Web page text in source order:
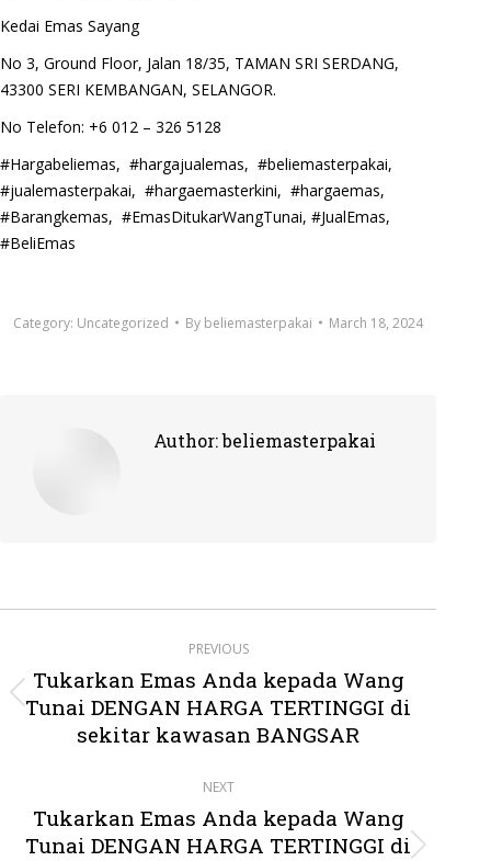
Kedai Emas Sayang
No 3, Ground Floor, Jalan 18/35, TAMAN SRI SERDANG,
43300 SERI KEMBANGAN, SELANGOR.
No Telefon: +6 012 – 326 5128
#Hargabeliemas, #hargajualemas, #beliemasterpakai,
#jualemasterpakai, #hargaemasterkini, #hargaemas,
#Barangkemas, #EmasDitukarWangTunai, #JualEmas,
#BeliEmas
Category: Uncategorized By beliemasterpakai March 18, 2024
Author:beliemasterpakai
navigation
PREVIOUS
Previous
post:
Tukarkan Emas Anda kepada Wang
Tunai DENGAN HARGA TERTINGGI di
sekitar kawasan BANGSAR
NEXT
Next
Tukarkan Emas Anda kepada Wang
Tunai DENGAN HARGA TERTINGGI di